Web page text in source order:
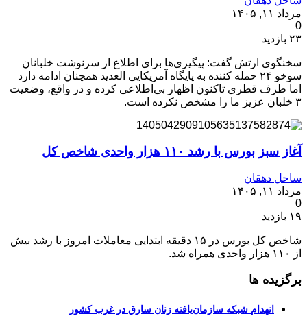
مرداد ۱۱, ۱۴۰۵
0
۲۳ بازدید
سخنگوی ارتش گفت: پیگیری‌ها برای اطلاع از سرنوشت خلبانان
سوخو ۲۴ حمله کننده به پایگاه آمریکایی العدید همچنان ادامه دارد
اما طرف قطری تاکنون اظهار بی‌اطلاعی کرده و در واقع، وضعیت
۳ خلبان عزیز ما را مشخص نکرده است.
آغاز سبز بورس با رشد ۱۱۰ هزار واحدی شاخص کل
ساحل دهقان
مرداد ۱۱, ۱۴۰۵
0
۱۹ بازدید
شاخص کل بورس در ۱۵ دقیقه ابتدایی معاملات امروز با رشد بیش
از ۱۱۰ هزار واحدی همراه شد.
برگزیده ها
انهدام شبکه سازمان‌یافته زنان سارق در غرب کشور